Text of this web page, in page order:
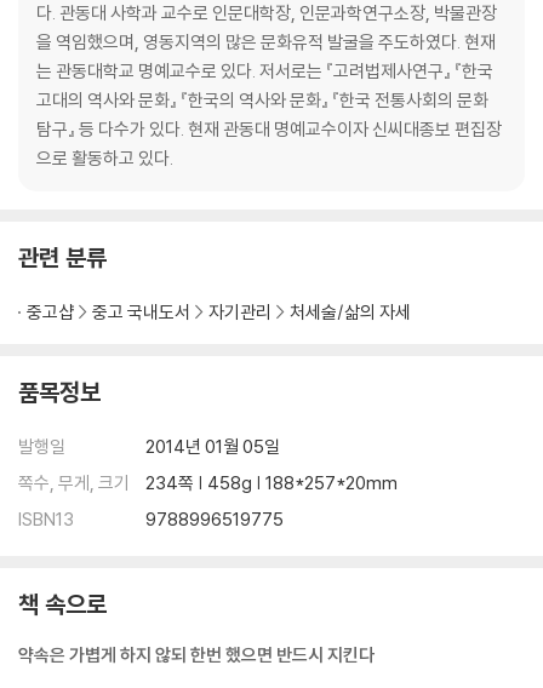
03. 인재 발탁과 기용의 지혜
- 인재를 어떻게 알아보고 키울 것인가
유비, 삼고초려로 천재 공명을 발탁하다
사심을 버리고 자기보다 더 뛰어난 인재를 발탁한다
자기 장점에 다른 사람의 장점을 접목한다
큰일에는 말이 많으므로 그 결정에는 외로움이 따른다
연작이 어찌 홍곡의 뜻을 알 것인가
물이 너무 맑으면 고기가 놀지 못 한다
선비는 자기를 알아주는 사람을 위해 죽는다
천시는 지리만 못하고, 지리는 인화만 못하다
법을 집행하는 데 지위고하에 차별을 두지 않는다
한 줄기 미풍으로도 우주의 변화를 감지한다
04. 인간경영의 지혜와 왕도
- 사람을 어떻게 경영할 것인가
다. 관동대 사학과 교수로 인문대학장, 인문과학연구소장, 박물관장
을 역임했으며, 영동지역의 많은 문화유적 발굴을 주도하였다. 현재
는 관동대학교 명예교수로 있다. 저서로는 『고려법제사연구』 『한국
고대의 역사와 문화』 『한국의 역사와 문화』 『한국 전통사회의 문화
탐구』 등 다수가 있다. 현재 관동대 명예교수이자 신씨대종보 편집장
으로 활동하고 있다.
관련 분류
중고샵 중고 국내도서 자기관리 처세술/삶의 자세
품목정보
발행일
2014년 01월 05일
쪽수, 무게, 크기
234쪽 | 458g | 188*257*20mm
ISBN13
9788996519775
책 속으로
약속은 가볍게 하지 않되 한번 했으면 반드시 지킨다